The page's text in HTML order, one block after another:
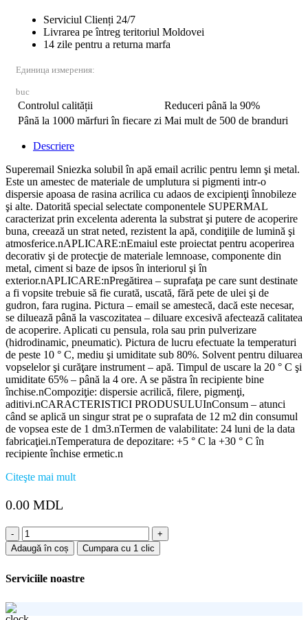
Serviciul Clienți 24/7
Livrarea pe întreg teritoriul Moldovei
14 zile pentru a returna marfa
Единица измерения:
buc
Controlul calității
Reduceri până la 90%
Până la 1000 mărfuri în fiecare zi Mai mult de 500 de branduri
Descriere
Superemail Sniezka solubil în apă email acrilic pentru lemn şi metal.
Este un amestec de materiale de umplutura si pigmenti intr-o
dispersie apoasa de rasina acrilica cu adaos de excipienţi înnobileze
şi alte. Datorită special selectate componentele SUPERMAL
caracterizat prin excelenta aderenta la substrat şi putere de acoperire
buna, creează un strat neted, rezistent la apă, condiţiile de lumină şi
atmosferice.nAPLICARE:nEmaiul este proiectat pentru acoperirea
decorativ şi de protecţie de materiale lemnoase, componente din
metal, ciment si baze de ipsos în interiorul şi în
exterior.nAPLICARE:nPregătirea – suprafaţa pe care sunt destinate
a fi vopsite trebuie să fie curată, uscată, fără pete de ulei şi de
gudron, fara rugina. Pictura – email se amestecă, dacă este necesar,
se diluează până la vascozitatea – diluare excesivă afectează calitatea
de acoperire. Aplicati cu pensula, rola sau prin pulverizare
(hidrodinamic, pneumatic). Pictura de lucru efectuate la temperaturi
de peste 10 ° C, mediu şi umiditate sub 80%. Solvent pentru diluarea
vopselelor şi curăţare instrument – apă. Timpul de uscare la 20 ° C şi
umiditate 65% – până la 4 ore. A se păstra în recipiente bine
închise.nCompoziţie: dispersie acrilică, filere, pigmenţi,
aditivi.nCARACTERISTICI PRODUSULUInConsum – atunci
când se aplică un singur strat pe o suprafata de 12 m2 din consumul
de vopsea este de 1 dm3.nTermen de valabilitate: 24 luni de la data
fabricaţiei.nTemperatura de depozitare: +5 ° C la +30 ° C în
recipiente închise ermetic.n
Citeşte mai mult
0.00 MDL
Cantitate
Supermail
"Sniezka"
ciocolata)
Adaugă în coș Cumpara cu 1 clic
Serviciile noastre